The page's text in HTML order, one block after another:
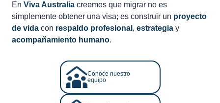
En Viva Australia creemos que migrar no es
simplemente obtener una visa; es construir un proyecto
de vida con respaldo profesional , estrategia y
acompañamiento humano.
Conoce nuestro
equipo